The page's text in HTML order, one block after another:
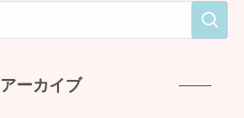
アーカイブ